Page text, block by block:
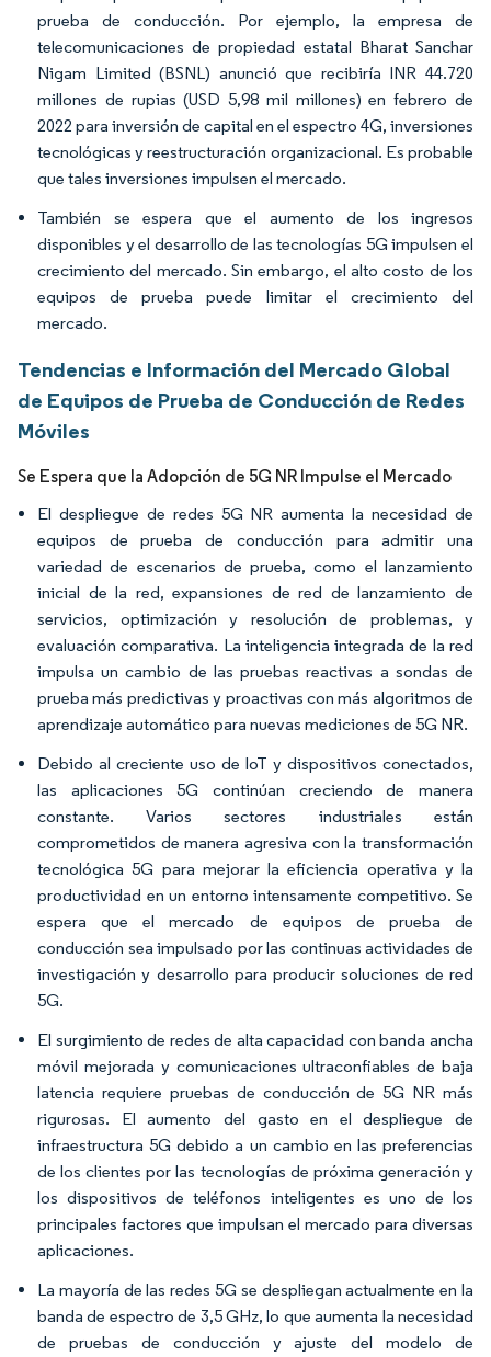
prueba de conducción. Por ejemplo, la empresa de
telecomunicaciones de propiedad estatal Bharat Sanchar
Nigam Limited (BSNL) anunció que recibiría INR 44.720
millones de rupias (USD 5,98 mil millones) en febrero de
2022 para inversión de capital en el espectro 4G, inversiones
tecnológicas y reestructuración organizacional. Es probable
que tales inversiones impulsen el mercado.
También se espera que el aumento de los ingresos
disponibles y el desarrollo de las tecnologías 5G impulsen el
crecimiento del mercado. Sin embargo, el alto costo de los
equipos de prueba puede limitar el crecimiento del
mercado.
Tendencias e Información del Mercado Global
de Equipos de Prueba de Conducción de Redes
Móviles
Se Espera que la Adopción de 5G NR Impulse el Mercado
El despliegue de redes 5G NR aumenta la necesidad de
equipos de prueba de conducción para admitir una
variedad de escenarios de prueba, como el lanzamiento
inicial de la red, expansiones de red de lanzamiento de
servicios, optimización y resolución de problemas, y
evaluación comparativa. La inteligencia integrada de la red
impulsa un cambio de las pruebas reactivas a sondas de
prueba más predictivas y proactivas con más algoritmos de
aprendizaje automático para nuevas mediciones de 5G NR.
Debido al creciente uso de IoT y dispositivos conectados,
las aplicaciones 5G continúan creciendo de manera
constante. Varios sectores industriales están
comprometidos de manera agresiva con la transformación
tecnológica 5G para mejorar la eficiencia operativa y la
productividad en un entorno intensamente competitivo. Se
espera que el mercado de equipos de prueba de
conducción sea impulsado por las continuas actividades de
investigación y desarrollo para producir soluciones de red
5G.
El surgimiento de redes de alta capacidad con banda ancha
móvil mejorada y comunicaciones ultraconfiables de baja
latencia requiere pruebas de conducción de 5G NR más
rigurosas. El aumento del gasto en el despliegue de
infraestructura 5G debido a un cambio en las preferencias
de los clientes por las tecnologías de próxima generación y
los dispositivos de teléfonos inteligentes es uno de los
principales factores que impulsan el mercado para diversas
aplicaciones.
La mayoría de las redes 5G se despliegan actualmente en la
banda de espectro de 3,5 GHz, lo que aumenta la necesidad
de pruebas de conducción y ajuste del modelo de